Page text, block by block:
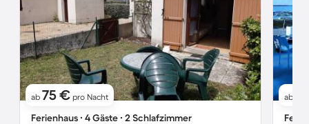
ab 75 € pro Nacht
Ferienhaus ∙ 4 Gäste ∙ 2 Schlafzimmer
ab